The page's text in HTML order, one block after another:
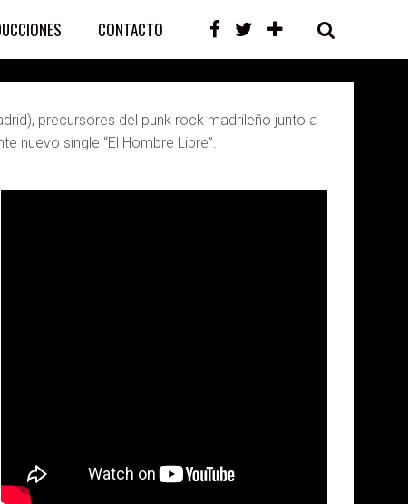
CONTACTO
precursores del punk rock madrileño junto a
nuevo single “El Hombre Libre”.